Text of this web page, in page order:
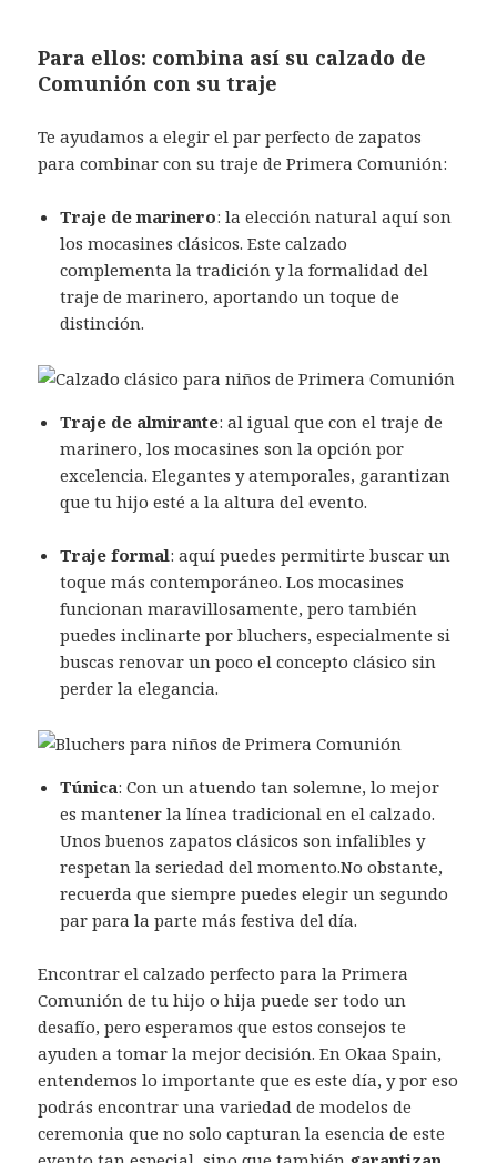
Para ellos: combina así su calzado de
Comunión con su traje
Te ayudamos a elegir el par perfecto de zapatos
para combinar con su traje de Primera Comunión:
Traje de marinero: la elección natural aquí son
los mocasines clásicos. Este calzado
complementa la tradición y la formalidad del
traje de marinero, aportando un toque de
distinción.
Traje de almirante: al igual que con el traje de
marinero, los mocasines son la opción por
excelencia. Elegantes y atemporales, garantizan
que tu hijo esté a la altura del evento.
Traje formal: aquí puedes permitirte buscar un
toque más contemporáneo. Los mocasines
funcionan maravillosamente, pero también
puedes inclinarte por bluchers, especialmente si
buscas renovar un poco el concepto clásico sin
perder la elegancia.
Túnica: Con un atuendo tan solemne, lo mejor
es mantener la línea tradicional en el calzado.
Unos buenos zapatos clásicos son infalibles y
respetan la seriedad del momento.No obstante,
recuerda que siempre puedes elegir un segundo
par para la parte más festiva del día.
Encontrar el calzado perfecto para la Primera
Comunión de tu hijo o hija puede ser todo un
desafío, pero esperamos que estos consejos te
ayuden a tomar la mejor decisión. En Okaa Spain,
entendemos lo importante que es este día, y por eso
podrás encontrar una variedad de modelos de
ceremonia que no solo capturan la esencia de este